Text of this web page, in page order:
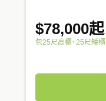
$78,000起
包25尺高櫃+25尺矮櫃